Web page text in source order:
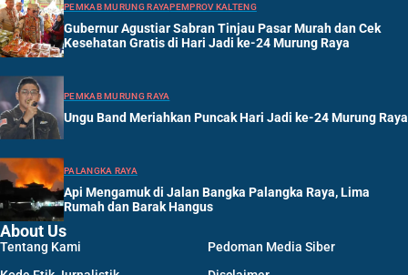
PEMKAB MURUNG RAYAPEMPROV KALTENG
Gubernur Agustiar Sabran Tinjau Pasar Murah dan Cek
Kesehatan Gratis di Hari Jadi ke-24 Murung Raya
PEMKAB MURUNG RAYA
Ungu Band Meriahkan Puncak Hari Jadi ke-24 Murung Raya
PALANGKA RAYA
Api Mengamuk di Jalan Bangka Palangka Raya, Lima
Rumah dan Barak Hangus
About Us
Tentang Kami
Pedoman Media Siber